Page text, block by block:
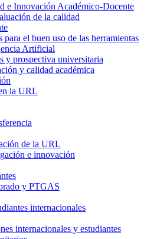
e Innovación Académico-Docente
de la calidad
para el buen uso de las herramientas
Artificial
y prospectiva universitaria
y calidad académica
la URL
de la URL
e innovación
y PTGAS
internacionales
internacionales y estudiantes